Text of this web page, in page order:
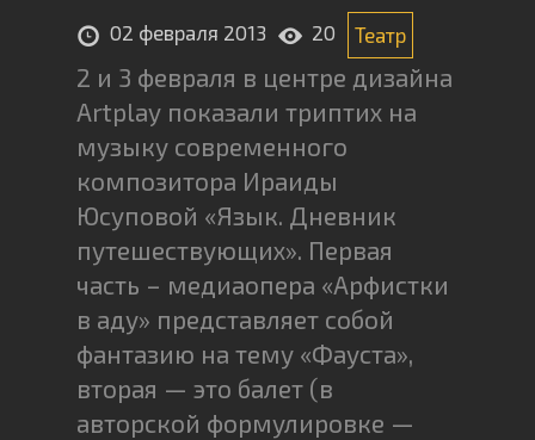
02 февраля 2013 20 Театр
2 и 3 февраля в центре дизайна
Artplay показали триптих на
музыку современного
композитора Ираиды
Юсуповой «Язык. Дневник
путешествующих». Первая
часть – медиаопера «Арфистки
в аду» представляет собой
фантазию на тему «Фауста»,
вторая — это балет (в
авторской формулировке —